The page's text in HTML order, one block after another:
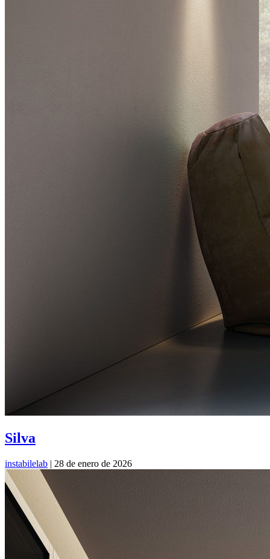
Silva
instabilelab | 28 de enero de 2026